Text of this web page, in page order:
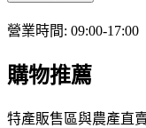
營業時間: 09:00-17:00
購物推薦
特產販售區與農產直